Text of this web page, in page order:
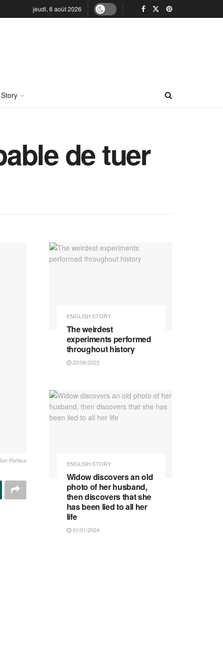
jeudi, 6 août 2026
de tuer
Porteur
ENGLISH STORY
The weirdest
experiments performed
throughout history
20/06/2023
ENGLISH STORY
Widow discovers an old
photo of her husband,
then discovers that she
has been lied to all her
life
01/01/2024